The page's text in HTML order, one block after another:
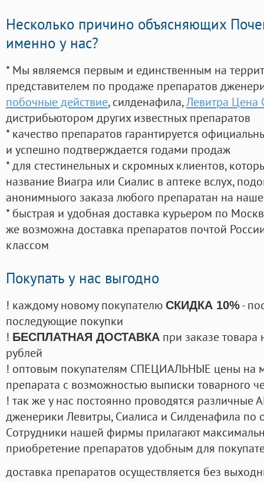
Несколько причино объясняющих
именно у нас?
* Мы являемся первым и единственным на
представителем по продаже препаратов
побочные действие, силденафила,Левитра Цена
дистрибьютором других известных препаратов
* качество препаратов гарантируется
и успешно подтверждается годами продаж
* для стестинельных и скромных клиентов,
название Виагра или Сиалис в аптеке вслух,
анонимныого заказа любого препаратан на
* быстрая и удобная доставка курьером по
же возможна доставка препаратов почтой
классом
Покупать у нас выгодно
! каждому новому покупателю СКИДКА 10%-
последующие покупки
! БЕСПЛАТНАЯ ДОСТАВКА при заказе
рублей
! оптовым покупателям СПЕЦИАЛЬНЫЕ цены на
препарата с возможностью выписки товарного
! так же у нас постоянно проводятся
дженерики Левитры, Сиалиса и Силденафила по
Cотрудники нашей фирмы прилагают
приобретение препаратов удобным для
доставка препаратов осуществляется без